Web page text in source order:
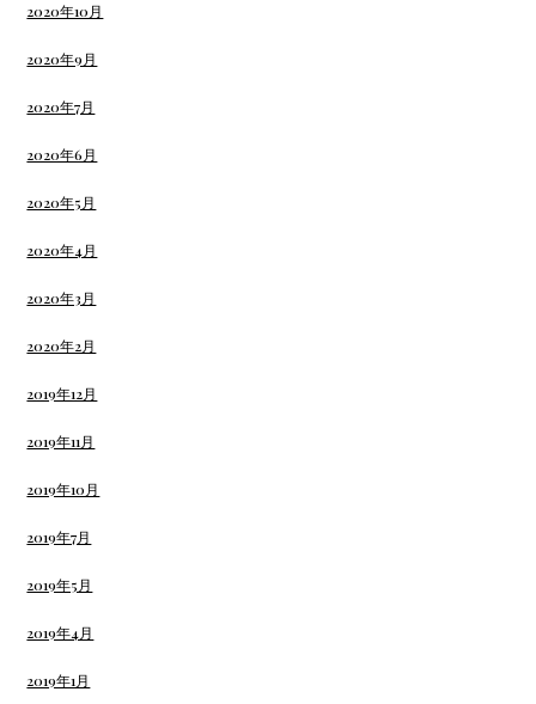
2020年10月
2020年9月
2020年7月
2020年6月
2020年5月
2020年4月
2020年3月
2020年2月
2019年12月
2019年11月
2019年10月
2019年7月
2019年5月
2019年4月
2019年1月